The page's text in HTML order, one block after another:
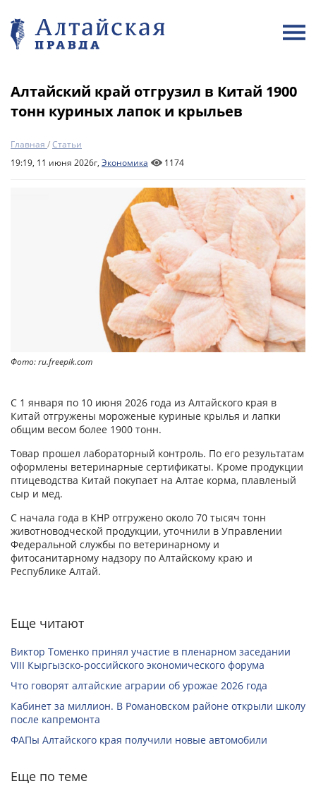
Алтайский край отгрузил в Китай 1900
тонн куриных лапок и крыльев
Главная /Статьи
19:19, 11 июня 2026г, Экономика 1174
Фото: ru.freepik.com
С 1 января по 10 июня 2026 года из Алтайского края в
Китай отгружены мороженые куриные крылья и лапки
общим весом более 1900 тонн.
Товар прошел лабораторный контроль. По его результатам
оформлены ветеринарные сертификаты. Кроме продукции
птицеводства Китай покупает на Алтае корма, плавленый
сыр и мед.
С начала года в КНР отгружено около 70 тысяч тонн
животноводческой продукции, уточнили в Управлении
Федеральной службы по ветеринарному и
фитосанитарному надзору по Алтайскому краю и
Республике Алтай.
Еще читают
Виктор Томенко принял участие в пленарном заседании
VIII Кыргызско-российского экономического форума
Что говорят алтайские аграрии об урожае 2026 года
Кабинет за миллион. В Романовском районе открыли школу
после капремонта
ФАПы Алтайского края получили новые автомобили
Еще по теме